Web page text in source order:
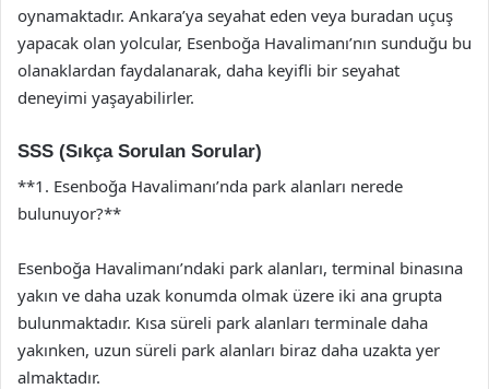
oynamaktadır. Ankara’ya seyahat eden veya buradan uçuş
yapacak olan yolcular, Esenboğa Havalimanı’nın sunduğu bu
olanaklardan faydalanarak, daha keyifli bir seyahat
deneyimi yaşayabilirler.
SSS (Sıkça Sorulan Sorular)
**1. Esenboğa Havalimanı’nda park alanları nerede
bulunuyor?**
Esenboğa Havalimanı’ndaki park alanları, terminal binasına
yakın ve daha uzak konumda olmak üzere iki ana grupta
bulunmaktadır. Kısa süreli park alanları terminale daha
yakınken, uzun süreli park alanları biraz daha uzakta yer
almaktadır.